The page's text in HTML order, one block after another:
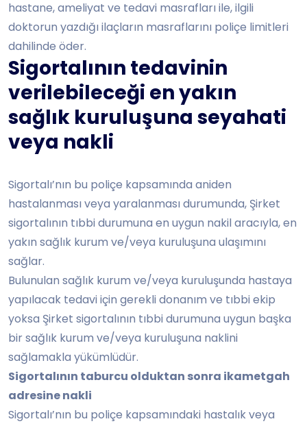
hastane, ameliyat ve tedavi masrafları ile, ilgili
doktorun yazdığı ilaçların masraflarını poliçe limitleri
dahilinde öder.
Sigortalının tedavinin
verilebileceği en yakın
sağlık kuruluşuna seyahati
veya nakli
Sigortalı’nın bu poliçe kapsamında aniden
hastalanması veya yaralanması durumunda, Şirket
sigortalının tıbbi durumuna en uygun nakil aracıyla, en
yakın sağlık kurum ve/veya kuruluşuna ulaşımını
sağlar.
Bulunulan sağlık kurum ve/veya kuruluşunda hastaya
yapılacak tedavi için gerekli donanım ve tıbbi ekip
yoksa Şirket sigortalının tıbbi durumuna uygun başka
bir sağlık kurum ve/veya kuruluşuna naklini
sağlamakla yükümlüdür.
Sigortalının taburcu olduktan sonra ikametgah
adresine nakli
Sigortalı’nın bu poliçe kapsamındaki hastalık veya